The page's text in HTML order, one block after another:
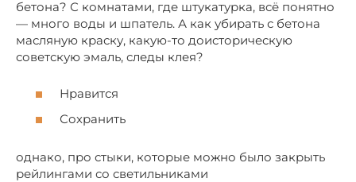
бетона? С комнатами, где штукатурка, всё понятно
— много воды и шпатель. А как убирать с бетона
масляную краску, какую-то доисторическую
советскую эмаль, следы клея?
Нравится
Сохранить
однако, про стыки, которые можно было закрыть
рейлингами со светильниками